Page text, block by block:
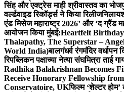
सिंह और एक्ट्रेस माही श्रीवास्तव का
वर्ल्डवाइड रिकॉर्ड्स ने किया रिलीज
एंड मिसेज महाराष्ट्र 2026’ और ‘द ग्रैंड
आयोजन किया मुंबई:Heartfelt
Thalapathy, The Superstar –
World India)बालगंधर्व रंगमंदिर वर्धापन
रिपब्लिकन पक्षाच्या नेत्या संघमित्रा ताई
Radhika Balakrishnan Becomes
Receive Honorary Fellowship
Conservatoire, UKफिल्म ‘शेल्टर